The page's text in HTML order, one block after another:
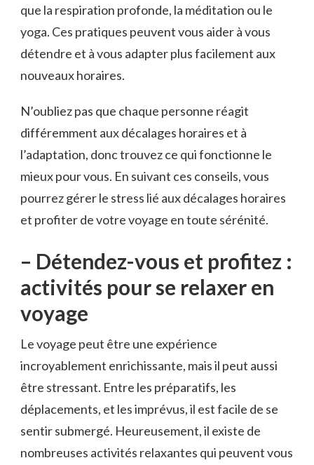
que la respiration ⁢profonde, ​la‍ méditation ou le
yoga. Ces pratiques peuvent vous aider ​à vous
détendre ⁣et à vous adapter plus facilement aux
nouveaux horaires.
N’oubliez‍ pas‌ que ⁤chaque ​personne réagit
différemment aux décalages horaires et à
l’adaptation, donc trouvez ce ​qui fonctionne le
⁣mieux pour vous. En ⁣suivant ces conseils, vous ​
pourrez gérer le stress lié aux décalages horaires
et profiter de votre ‍voyage en toute‌ sérénité.
– Détendez-vous et profitez :
activités pour se relaxer en
voyage
Le voyage peut‌ être une‌ expérience
incroyablement enrichissante, mais il peut aussi
être stressant. Entre‌ les préparatifs, les
⁢déplacements,⁢ et ‌les imprévus, il est facile de se
sentir submergé. Heureusement, il ⁣existe de
nombreuses activités relaxantes qui peuvent vous